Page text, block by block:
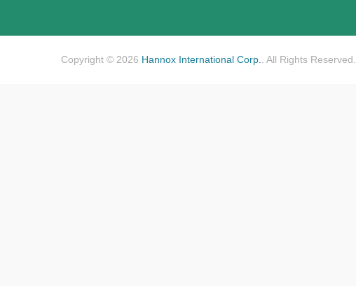
Copyright © 2026 Hannox International Corp.. All Rights Reserved.